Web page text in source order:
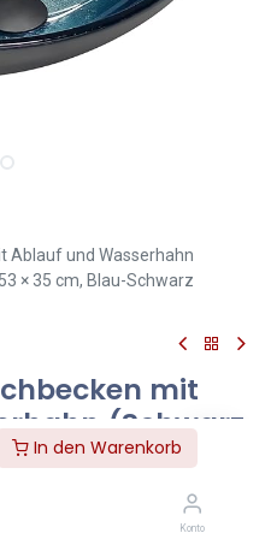
In den Warenkorb
Konto
Ablauf und Wasserhahn
× 35 cm, Blau-Schwarz
mit
(Schwarz
53 × 35 cm,
setzt ein klares Design-